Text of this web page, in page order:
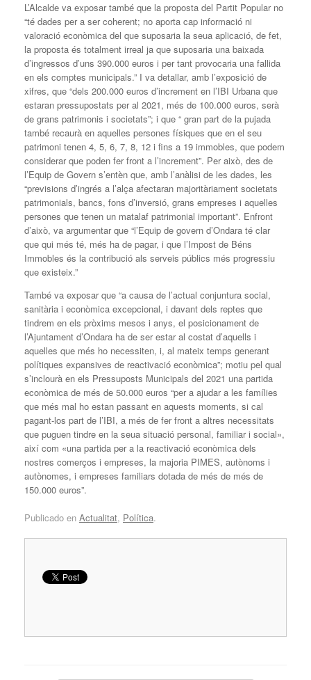
L’Alcalde va exposar també que la proposta del Partit Popular no
“té dades per a ser coherent; no aporta cap informació ni
valoració econòmica del que suposaria la seua aplicació, de fet,
la proposta és totalment irreal ja que suposaria una baixada
d’ingressos d’uns 390.000 euros i per tant provocaria una fallida
en els comptes municipals.” I va detallar, amb l’exposició de
xifres, que “dels 200.000 euros d’increment en l’IBI Urbana que
estaran pressupostats per al 2021, més de 100.000 euros, serà
de grans patrimonis i societats”; i que “ gran part de la pujada
també recaurà en aquelles persones físiques que en el seu
patrimoni tenen 4, 5, 6, 7, 8, 12 i fins a 19 immobles, que podem
considerar que poden fer front a l’increment”. Per això, des de
l’Equip de Govern s’entèn que, amb l’anàlisi de les dades, les
“previsions d’ingrés a l’alça afectaran majoritàriament societats
patrimonials, bancs, fons d’inversió, grans empreses i aquelles
persones que tenen un matalaf patrimonial important”. Enfront
d’això, va argumentar que “l’Equip de govern d’Ondara té clar
que qui més té, més ha de pagar, i que l’Impost de Béns
Immobles és la contribució als serveis públics més progressiu
que existeix.”
També va exposar que “a causa de l’actual conjuntura social,
sanitària i econòmica excepcional, i davant dels reptes que
tindrem en els pròxims mesos i anys, el posicionament de
l’Ajuntament d’Ondara ha de ser estar al costat d’aquells i
aquelles que més ho necessiten, i, al mateix temps generant
polítiques expansives de reactivació econòmica”; motiu pel qual
s’inclourà en els Pressuposts Municipals del 2021 una partida
econòmica de més de 50.000 euros “per a ajudar a les famílies
que més mal ho estan passant en aquests moments, si cal
pagant-los part de l’IBI, a més de fer front a altres necessitats
que puguen tindre en la seua situació personal, familiar i social»,
així com «una partida per a la reactivació econòmica dels
nostres comerços i empreses, la majoria PIMES, autònoms i
autònomes, i empreses familiars dotada de més de més de
150.000 euros”.
Publicado en Actualitat, Política.